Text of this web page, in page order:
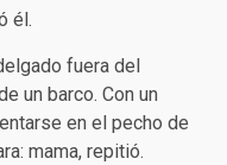
él.
fuera del
un barco. Con un
en el pecho de
mama, repitió.